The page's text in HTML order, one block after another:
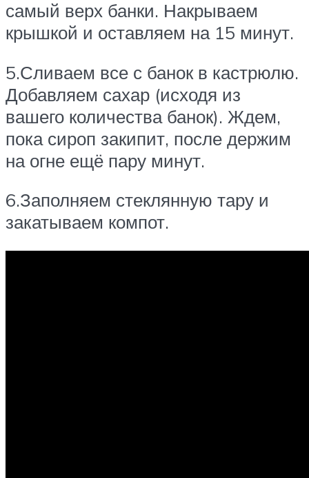
самый верх банки. Накрываем
крышкой и оставляем на 15 минут.
5.Сливаем все с банок в кастрюлю.
Добавляем сахар (исходя из
вашего количества банок). Ждем,
пока сироп закипит, после держим
на огне ещё пару минут.
6.Заполняем стеклянную тару и
закатываем компот.